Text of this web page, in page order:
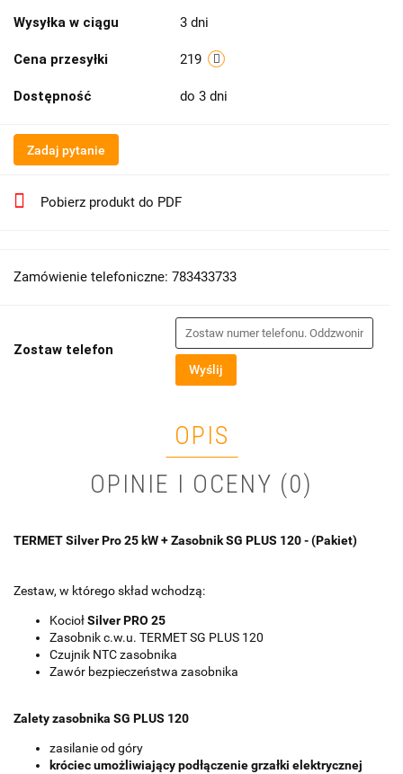
Wysyłka w ciągu 3 dni
Cena przesyłki 219
Dostępność do 3 dni
Zadaj pytanie
Pobierz produkt do PDF
Zamówienie telefoniczne: 783433733
Zostaw telefon
Wyślij
OPIS
OPINIE I OCENY (0)
TERMET Silver Pro 25 kW + Zasobnik SG PLUS 120 - (Pakiet)
Zestaw, w którego skład wchodzą:
KociołSilver PRO 25
Zasobnik c.w.u. TERMET SG PLUS 120
Czujnik NTC zasobnika
Zawór bezpieczeństwa zasobnika
Zalety zasobnika SG PLUS 120
zasilanie od góry
króciec umożliwiający podłączenie grzałki elektrycznej